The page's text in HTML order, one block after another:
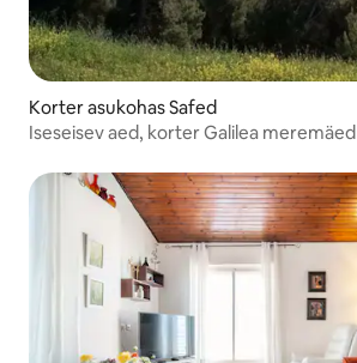
Korter asukohas Safed
Iseseisev aed, korter Galilea meremäed